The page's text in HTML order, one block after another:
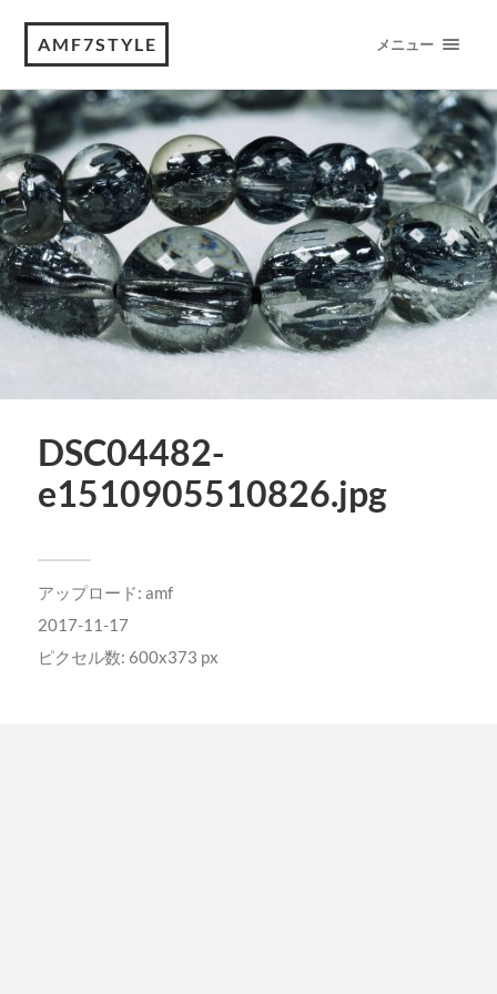
AMF7STYLE メニュー
DSC04482-
e1510905510826.jpg
アップロード: amf
2017-11-17
ピクセル数: 600x373 px